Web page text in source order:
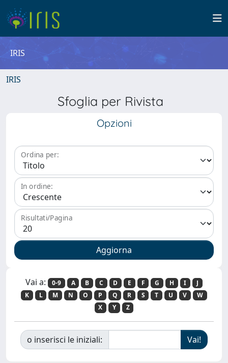
IRIS
IRIS
Sfoglia per Rivista
Opzioni
Ordina per:
In ordine:
Risultati/Pagina
Vai a: 0-9 A B C D E F G H I
J
K
L M N O P Q R S T U V
W
X
Y Z
o inserisci le iniziali: